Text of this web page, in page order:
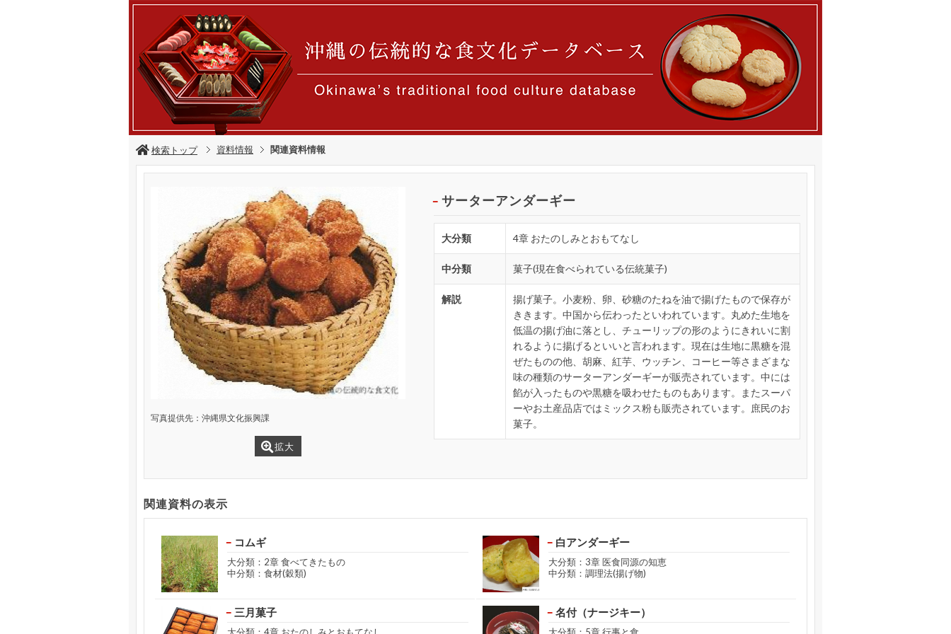
検索トップ 資料情報 関連資料情報
写真提供先：沖縄県文化振興課
拡大
サーターアンダーギー
大分類 4章 おたのしみとおもてなし
中分類 菓子(現在食べられている伝統菓子)
解説
揚げ菓子。小麦粉、卵、砂糖のたねを油で揚げたもので保存が
ききます。中国から伝わったといわれています。丸めた生地を
低温の揚げ油に落とし、チューリップの形のようにきれいに割
れるように揚げるといいと言われます。現在は生地に黒糖を混
ぜたものの他、胡麻、紅芋、ウッチン、コーヒー等さまざまな
味の種類のサーターアンダーギーが販売されています。中には
餡が入ったものや黒糖を吸わせたものもあります。またスーパ
ーやお土産品店ではミックス粉も販売されています。庶民のお
菓子。
関連資料の表示
コムギ
大分類：2章 食べてきたもの
中分類：食材(穀類)
白アンダーギー
大分類：3章 医食同源の知恵
中分類：調理法(揚げ物)
三月菓子
大分類：4章 おたのしみとおもてなし
名付（ナージキー）
大分類：5章 行事と食